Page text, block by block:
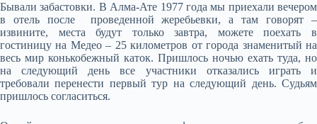
Бывали забастовки. В Алма-Ате 1977 года мы приехали вечером
в отель после проведенной жеребьевки, а там говорят –
извините, места будут только завтра, можете поехать в
гостиницу на Медео – 25 километров от города знаменитый на
весь мир конькобежный каток. Пришлось ночью ехать туда, но
на следующий день все участники отказались играть и
требовали перенести первый тур на следующий день. Судьям
пришлось согласиться.